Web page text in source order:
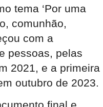
tema ‘Por uma
comunhão,
com a
pessoas, pelas
2021, e a primeira
outubro de 2023.